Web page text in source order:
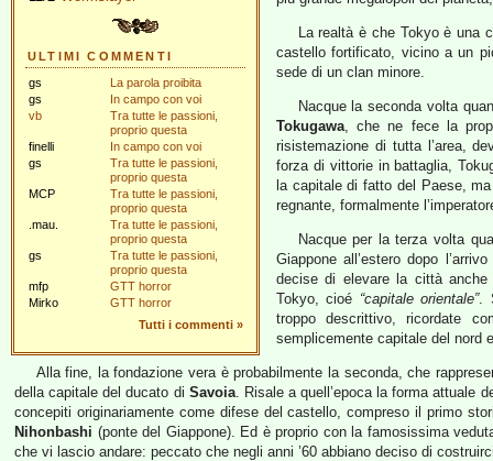
ULTIMI COMMENTI
gs
La parola proibita
gs
In campo con voi
vb
Tra tutte le passioni,
proprio questa
finelli
In campo con voi
gs
Tra tutte le passioni,
proprio questa
MCP
Tra tutte le passioni,
proprio questa
.mau.
Tra tutte le passioni,
proprio questa
gs
Tra tutte le passioni,
proprio questa
mfp
GTT horror
Mirko
GTT horror
Tutti i commenti »
La realtà è che Tokyo è una
castello fortificato, vicino a un
sede di un clan minore.
Nacque la seconda volta
Tokugawa, che ne fece la
risistemazione di tutta l’area,
forza di vittorie in battaglia,
la capitale di fatto del Paese,
regnante, formalmente
Nacque per la terza volta
Giappone all’estero dopo
decise di elevare la città
Tokyo, cioé “capitale orientale”.
troppo descrittivo, ricordate
semplicemente capitale del nord
Alla fine, la fondazione vera è probabilmente la seconda, che
della capitale del ducato di Savoia. Risale a quell’epoca la forma attuale
concepiti originariamente come difese del castello, compreso il primo
Nihonbashi (ponte del Giappone). Ed è proprio con la famosissima
che vi lascio andare: peccato che negli anni ’60 abbiano deciso di